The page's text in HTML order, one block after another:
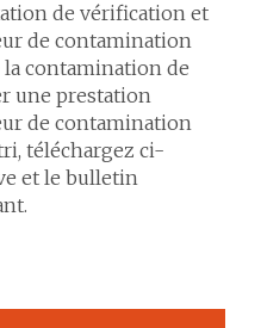
de vérification et
de contamination
contamination de
une prestation
de contamination
téléchargez ci-
et le bulletin